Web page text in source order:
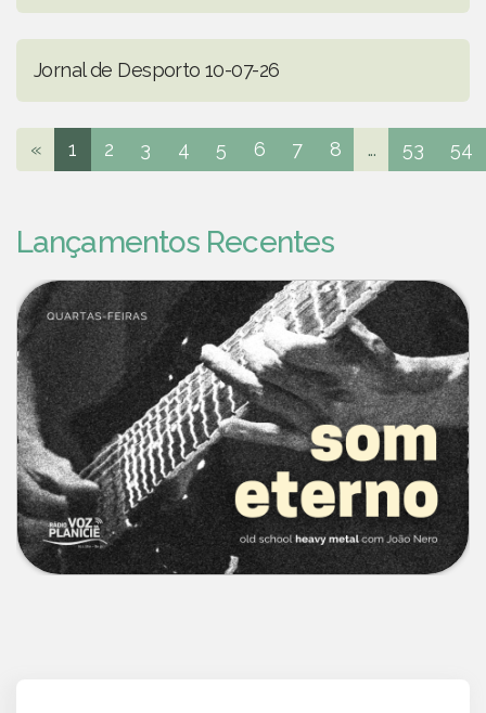
Jornal de Desporto 10-07-26
« 1 2 3 4 5 6 7 8 ... 53 54
Lançamentos Recentes